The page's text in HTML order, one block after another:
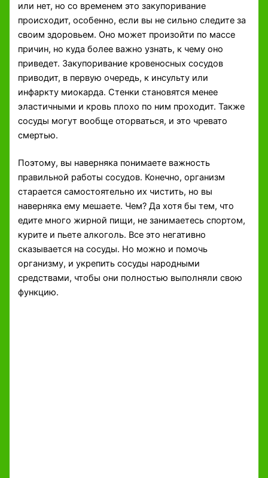
или нет, но со временем это закупоривание
происходит, особенно, если вы не сильно следите за
своим здоровьем. Оно может произойти по массе
причин, но куда более важно узнать, к чему оно
приведет. Закупоривание кровеносных сосудов
приводит, в первую очередь, к инсульту или
инфаркту миокарда. Стенки становятся менее
эластичными и кровь плохо по ним проходит. Также
сосуды могут вообще оторваться, и это чревато
смертью.
Поэтому, вы наверняка понимаете важность
правильной работы сосудов. Конечно, организм
старается самостоятельно их чистить, но вы
наверняка ему мешаете. Чем? Да хотя бы тем, что
едите много жирной пищи, не занимаетесь спортом,
курите и пьете алкоголь. Все это негативно
сказывается на сосуды. Но можно и помочь
организму, и укрепить сосуды народными
средствами, чтобы они полностью выполняли свою
функцию.